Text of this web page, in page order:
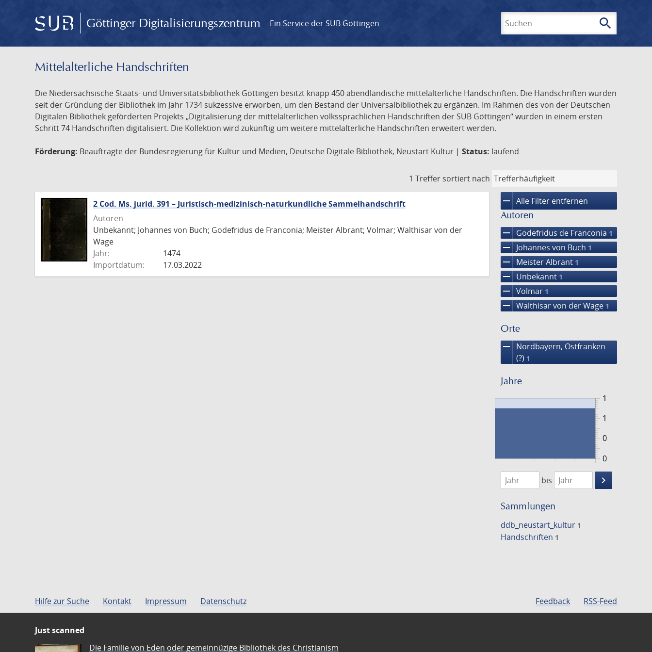
Göttinger Digitalisierungszentrum Ein Service der SUB Göttingen search
Mittelalterliche Handschriften
Die Niedersächsische Staats- und Universitätsbibliothek Göttingen besitzt knapp 450 abendländische mittelalterliche Handschriften. Die Handschriften wurden
seit der Gründung der Bibliothek im Jahr 1734 sukzessive erworben, um den Bestand der Universalbibliothek zu ergänzen. Im Rahmen des von der Deutschen
Digitalen Bibliothek geförderten Projekts „Digitalisierung der mittelalterlichen volkssprachlichen Handschriften der SUB Göttingen“ wurden in einem ersten
Schritt 74 Handschriften digitalisiert. Die Kollektion wird zukünftig um weitere mittelalterliche Handschriften erweitert werden.
Förderung: Beauftragte der Bundesregierung für Kultur und Medien, Deutsche Digitale Bibliothek, Neustart Kultur | Status: laufend
1 Treffer sortiert nach
remove Alle Filter entfernen
Autoren
remove Godefridus de Franconia 1
remove Johannes von Buch 1
remove Meister Albrant 1
remove Unbekannt 1
remove Volmar 1
remove Walthisar von der Wage 1
Orte
remove
Nordbayern, Ostfranken
(?) 1
Jahre
0
1
0
1
1474
1475
bis
keyboard_arrow_right
Suche
Sammlungen
ddb_neustart_kultur 1
Handschriften 1
2 Cod. Ms. jurid. 391 – Juristisch-medizinisch-naturkundliche Sammelhandschrift
Autoren
Unbekannt; Johannes von Buch; Godefridus de Franconia; Meister Albrant; Volmar; Walthisar von der
Wage
Jahr:
1474
Importdatum:
17.03.2022
Hilfe zur Suche Kontakt Impressum Datenschutz Feedback RSS-Feed
Just scanned
Die Familie von Eden oder gemeinnüzige Bibliothek des Christianism